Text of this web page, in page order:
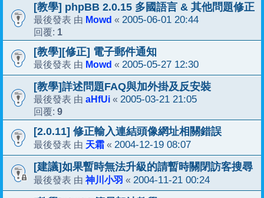
[教學] phpBB 2.0.15 多國語言 & 其他問題修正
最後發表 由 Mowd « 2005-06-01 20:44
回覆: 1
[教學][修正] 電子郵件通知
最後發表 由 Mowd « 2005-05-27 12:30
[教學]詳述問題FAQ與加外掛及反安裝
最後發表 由 aHfUi « 2005-03-21 21:05
回覆: 9
[2.0.11] 修正輸入連結頭像網址相關錯誤
最後發表 由 天霜 « 2004-12-19 08:07
[建議]如果暫時無法升級的請暫時關閉訪客搜尋
最後發表 由 神川小羽 « 2004-11-21 00:24